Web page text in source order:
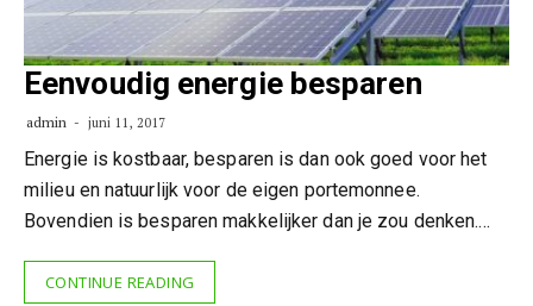
Eenvoudig energie besparen
admin juni 11, 2017
Energie is kostbaar, besparen is dan ook goed voor het
milieu en natuurlijk voor de eigen portemonnee.
Bovendien is besparen makkelijker dan je zou denken.…
CONTINUE READING